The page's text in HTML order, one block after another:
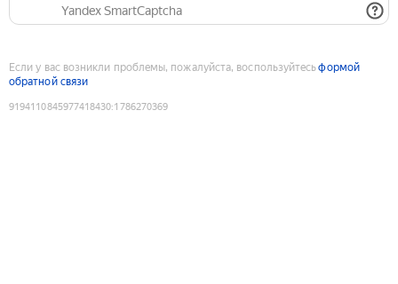
Yandex SmartCaptcha
Если у вас возникли проблемы, пожалуйста, воспользуйтесьформой
обратной связи
9194110845977418430:1786270369